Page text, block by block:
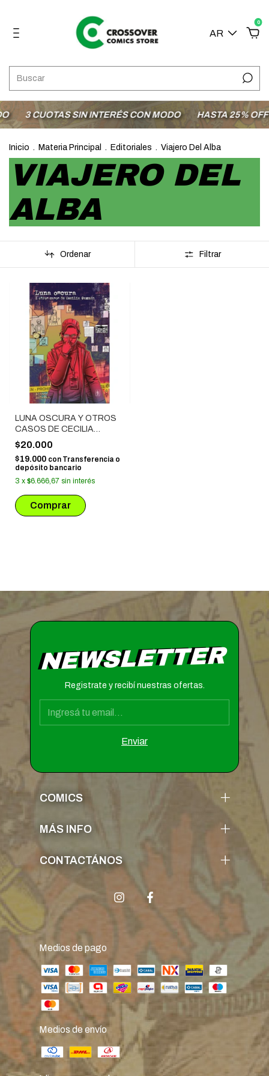
AR
0
3 CUOTAS SIN INTERÉS CON MODO HASTA 25% OFF
Inicio . Materia Principal . Editoriales . Viajero Del Alba
VIAJERO DEL
ALBA
Ordenar Filtrar
LUNA OSCURA Y OTROS
CASOS DE CECILIA
GUZMAN
$20.000
$19.000 con Transferencia o
depósito bancario
3 x $6.666,67 sin interés
NEWSLETTER
Registrate y recibí nuestras ofertas.
COMICS
MÁS INFO
CONTACTÁNOS
Medios de pago
Medios de envío